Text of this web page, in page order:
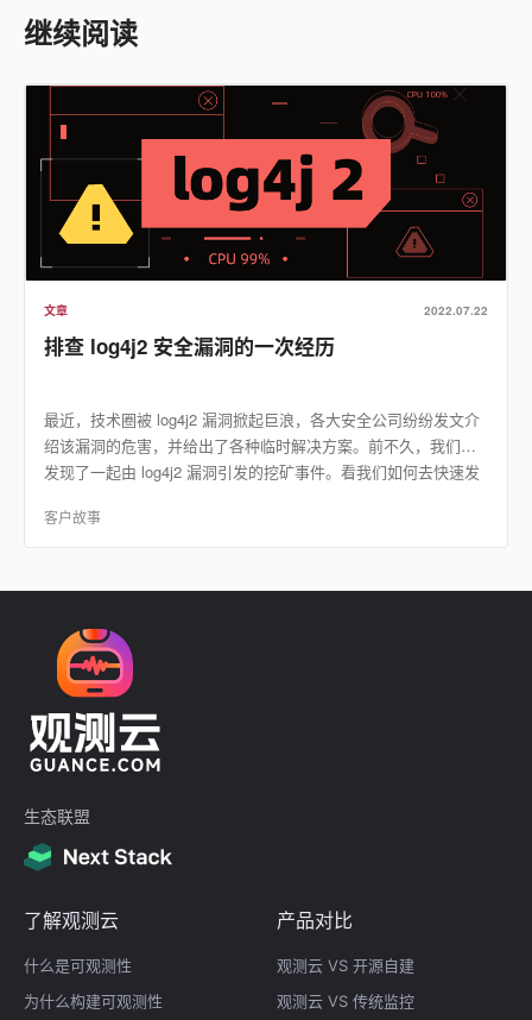
继续阅读
文章 2022.07.22
排查 log4j2 安全漏洞的一次经历
最近，技术圈被 log4j2 漏洞掀起巨浪，各大安全公司纷纷发文介
绍该漏洞的危害，并给出了各种临时解决方案。前不久，我们也
发现了一起由 log4j2 漏洞引发的挖矿事件。看我们如何去快速发
客户故事
生态联盟
了解观测云
什么是可观测性
为什么构建可观测性
产品对比
观测云 VS 开源自建
观测云 VS 传统监控